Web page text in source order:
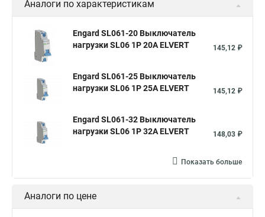
Аналоги по характеристикам
Engard SL061-20 Выключатель
нагрузки SL06 1Р 20А ELVERT
145,12 ₽
Engard SL061-25 Выключатель
нагрузки SL06 1Р 25А ELVERT
145,12 ₽
Engard SL061-32 Выключатель
нагрузки SL06 1Р 32А ELVERT
148,03 ₽
Показать больше
Аналоги по цене